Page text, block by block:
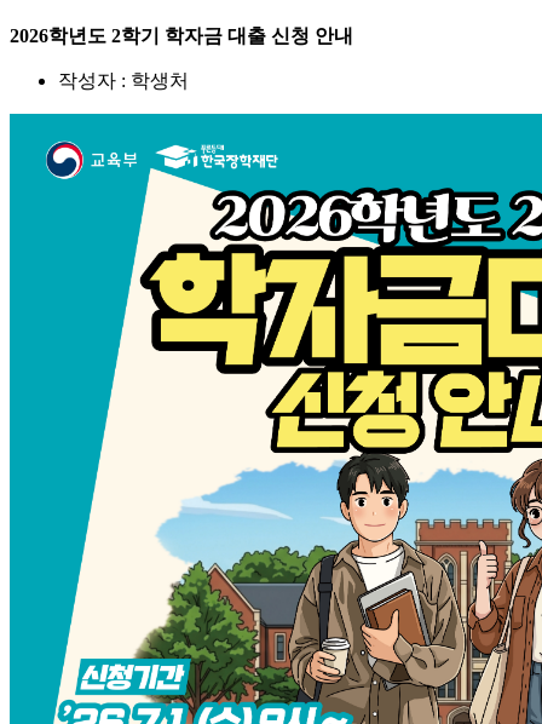
2026학년도 2학기 학자금 대출 신청 안내
작성자 : 학생처